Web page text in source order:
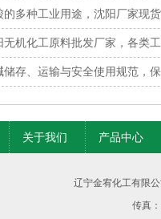
的多种工业用途，沈阳厂家现
无机化工原料批发厂家，各类
储存、运输与安全使用规范，
关于我们 产品中心
辽宁金宥化工有限
传真